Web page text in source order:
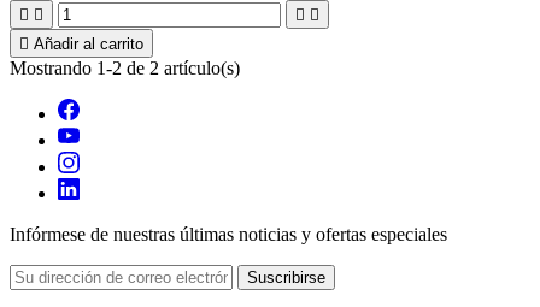
   
 Añadir al carrito
Mostrando 1-2 de 2 artículo(s)
Infórmese de nuestras últimas noticias y ofertas especiales